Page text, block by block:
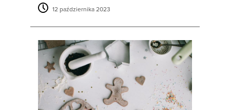
12 października 2023